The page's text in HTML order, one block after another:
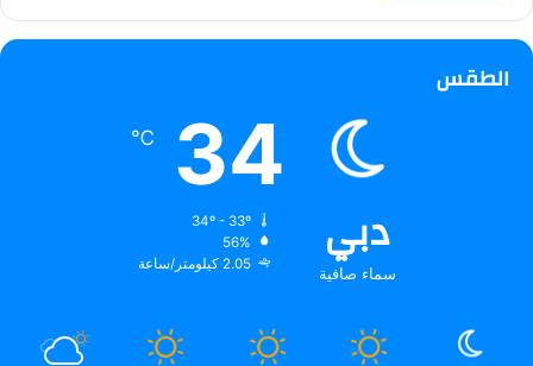
الطقس
دبي
سماء صافية
34
℃
56%
2.05 كيلومتر/ساعة